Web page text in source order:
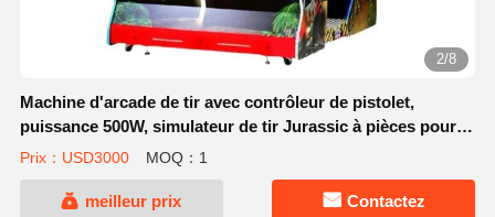
2/8
Machine d'arcade de tir avec contrôleur de pistolet,
puissance 500W, simulateur de tir Jurassic à pièces pour
parcs d'attractions et arcades
Prix：USD3000 MOQ：1
meilleur prix Contactez